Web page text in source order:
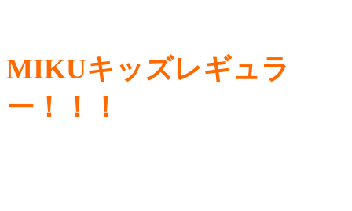
MIKUキッズレギュラ
ー！！！